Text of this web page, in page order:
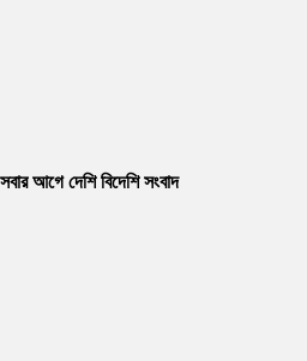
আগে দেশি বিদেশি সংবাদ